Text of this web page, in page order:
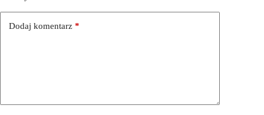
Dodaj komentarz *